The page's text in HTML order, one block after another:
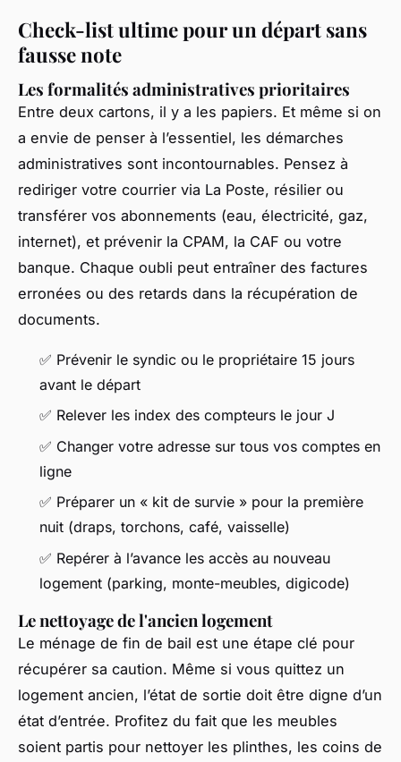
Check-list ultime pour un départ sans
fausse note
Les formalités administratives prioritaires
Entre deux cartons, il y a les papiers. Et même si on
a envie de penser à l’essentiel, les démarches
administratives sont incontournables. Pensez à
rediriger votre courrier via La Poste, résilier ou
transférer vos abonnements (eau, électricité, gaz,
internet), et prévenir la CPAM, la CAF ou votre
banque. Chaque oubli peut entraîner des factures
erronées ou des retards dans la récupération de
documents.
✅ Prévenir le syndic ou le propriétaire 15 jours
avant le départ
✅ Relever les index des compteurs le jour J
✅ Changer votre adresse sur tous vos comptes en
ligne
✅ Préparer un « kit de survie » pour la première
nuit (draps, torchons, café, vaisselle)
✅ Repérer à l’avance les accès au nouveau
logement (parking, monte-meubles, digicode)
Le nettoyage de l'ancien logement
Le ménage de fin de bail est une étape clé pour
récupérer sa caution. Même si vous quittez un
logement ancien, l’état de sortie doit être digne d’un
état d’entrée. Profitez du fait que les meubles
soient partis pour nettoyer les plinthes, les coins de